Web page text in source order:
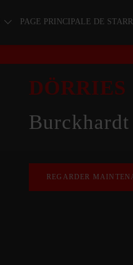
PAGE PRINCIPALE DE
DÖRRIES
REGARDER